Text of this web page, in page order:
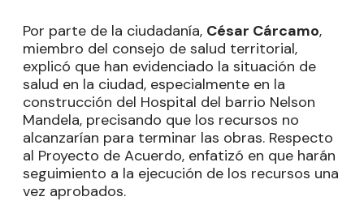
Por parte de la ciudadanía, César Cárcamo,
miembro del consejo de salud territorial,
explicó que han evidenciado la situación de
salud en la ciudad, especialmente en la
construcción del Hospital del barrio Nelson
Mandela, precisando que los recursos no
alcanzarían para terminar las obras. Respecto
al Proyecto de Acuerdo, enfatizó en que harán
seguimiento a la ejecución de los recursos una
vez aprobados.